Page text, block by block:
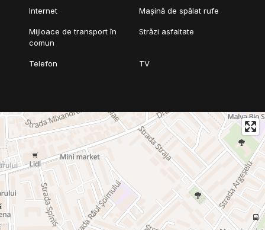
Internet Mașină de spălat rufe
Mijloace de transport în
comun
Străzi asfaltate
Telefon TV